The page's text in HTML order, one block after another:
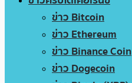
ข่าว Bitcoin
ข่าว Ethereum
ข่าว Binance Coin
ข่าว Dogecoin